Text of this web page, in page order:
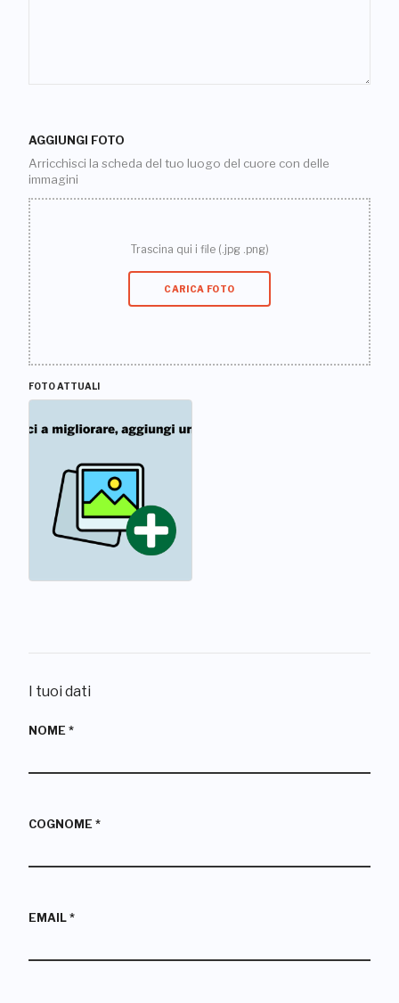
AGGIUNGI FOTO
Arricchisci la scheda del tuo luogo del cuore con delle
immagini
Trascina qui i file (.jpg .png)
CARICA FOTO
FOTO ATTUALI
I tuoi dati
NOME *
COGNOME *
EMAIL *